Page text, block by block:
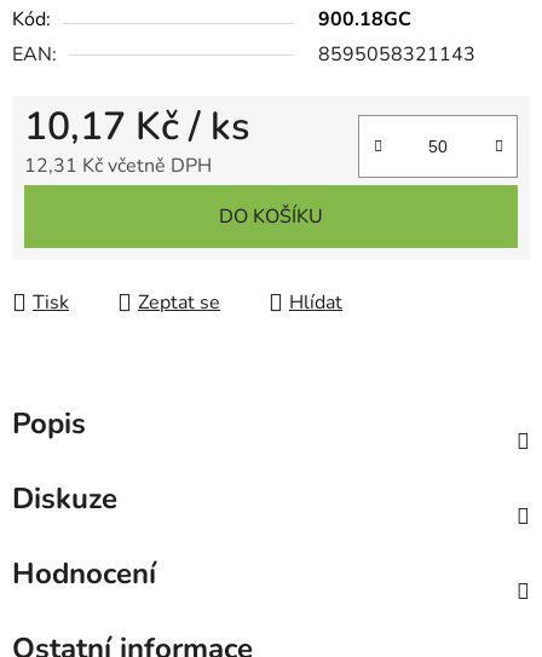
Kód:
900.18GC
EAN:
8595058321143
10,17 Kč/ ks
12,31 Kč včetně DPH
DO KOŠÍKU
Tisk Zeptat se Hlídat
Popis
Diskuze
Hodnocení
Ostatní informace